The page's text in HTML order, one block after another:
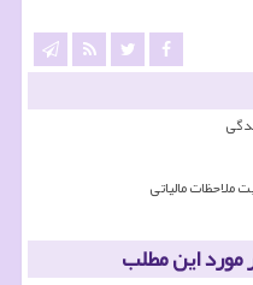
ملاحظات مالیاتی
مورد این مطلب